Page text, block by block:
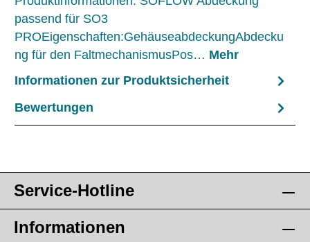
passend für SO3
PROEigenschaften:GehäuseabdeckungAbdecku
ng für den FaltmechanismusPos… Mehr
Informationen zur Produktsicherheit
Bewertungen
Service-Hotline
Informationen